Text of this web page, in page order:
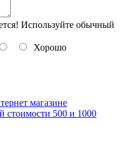
Используйте обычный
Хорошо
магазине
стоимости 500 и 1000